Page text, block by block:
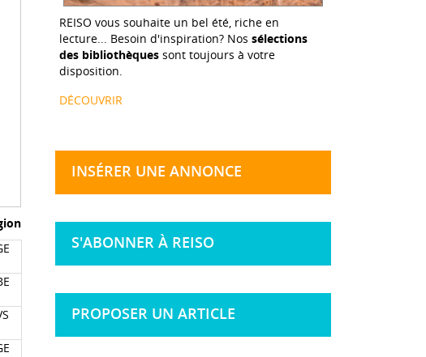
REISO vous souhaite un bel été, riche en
lecture... Besoin d'inspiration? Nos sélections
des bibliothèques sont toujours à votre
disposition.
DÉCOUVRIR
INSÉRER UNE ANNONCE
S'ABONNER À REISO
PROPOSER UN ARTICLE